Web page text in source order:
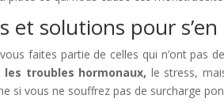
et solutions pour
partie de celles qui n’ont pas de
les troubles hormonaux, le stress,
si vous ne souffrez pas de surcharge